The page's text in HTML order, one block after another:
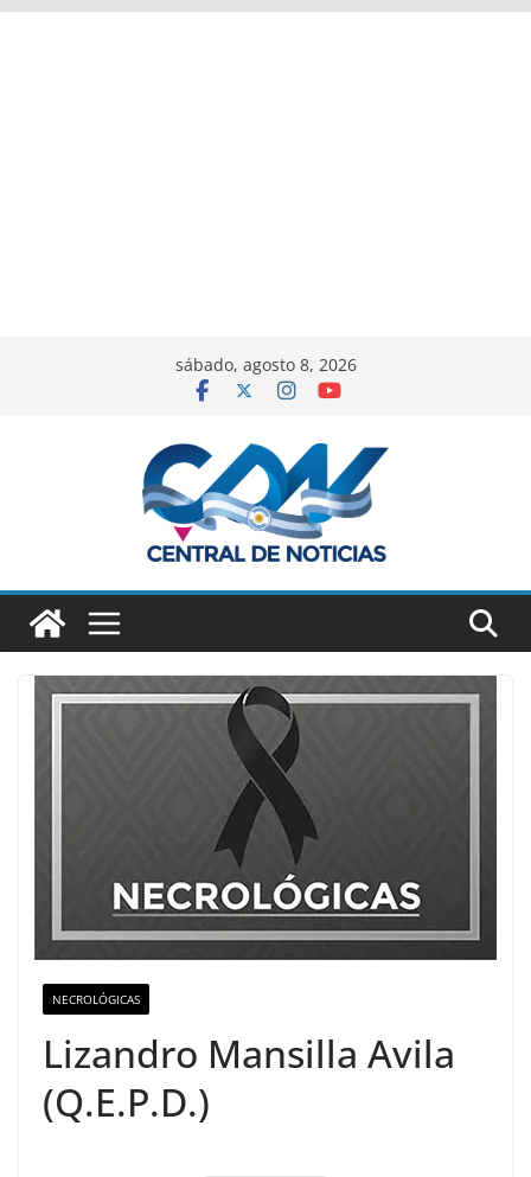
sábado, agosto 8, 2026
NECROLÓGICAS
Lizandro Mansilla Avila
(Q.E.P.D.)